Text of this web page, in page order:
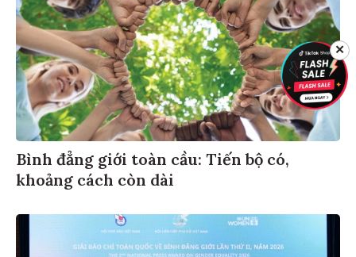
Bình đẳng giới toàn cầu: Tiến bộ có,
khoảng cách còn dài
✕